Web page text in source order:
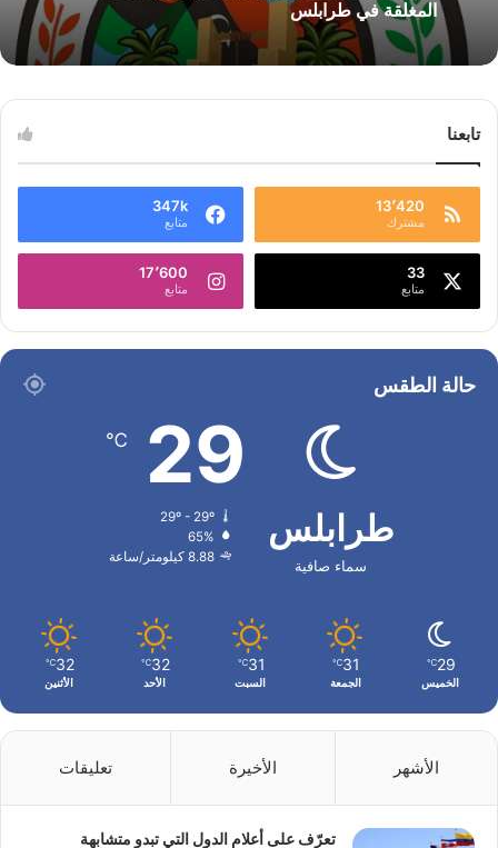
المغلقة في طرابلس
تابعنا
13٬420
مشترك
347k
متابع
33
متابع
17٬600
متابع
حالة الطقس
طرابلس
سماء صافية
29
℃
29º - 29º
65%
8.88 كيلومتر/ساعة
29
℃
الخميس
31
℃
الجمعة
31
℃
السبت
32
℃
الأحد
32
℃
الأثنين
الأشهر الأخيرة تعليقات
تعرّف على أعلام الدول التي تبدو متشابهة